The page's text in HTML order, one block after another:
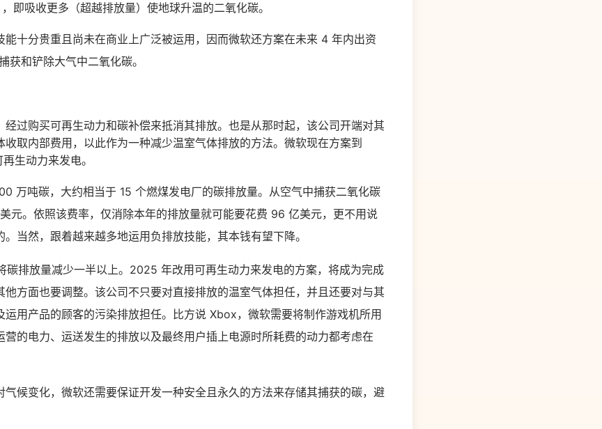
即吸收更多（超越排放量）使地球升温的二氧化碳。
能十分贵重且尚未在商业上广泛被运用，因而微软还方案在未来 4 年内出资
获和铲除大气中二氧化碳。
经过购买可再生动力和碳补偿来抵消其排放。也是从那时起，该公司开端对其
收取内部费用，以此作为一种减少温室气体排放的方法。微软现在方案到
生动力来发电。
万吨碳，大约相当于 15 个燃煤发电厂的碳排放量。从空气中捕获二氧化碳
元。依照该费率，仅消除本年的排放量就可能要花费 96 亿美元，更不用说
当然，跟着越来越多地运用负排放技能，其本钱有望下降。
排放量减少一半以上。2025 年改用可再生动力来发电的方案，将成为完成
他方面也要调整。该公司不只要对直接排放的温室气体担任，并且还要对与其
运用产品的顾客的污染排放担任。比方说 Xbox，微软需要将制作游戏机所用
营的电力、运送发生的排放以及最终用户插上电源时所耗费的动力都考虑在
气候变化，微软还需要保证开发一种安全且永久的方法来存储其捕获的碳，避